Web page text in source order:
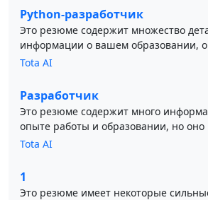
Python-разработчик
Это резюме содержит множество
информации о вашем образовании,
Tota AI
Разработчик
Это резюме содержит много
опыте работы и образовании, но оно
Tota AI
1
Это резюме имеет некоторые